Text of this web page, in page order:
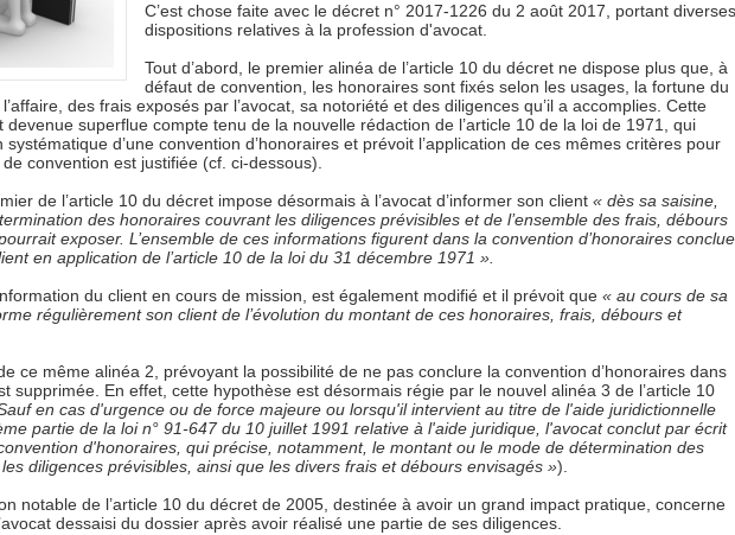
C’est chose faite avec le décret n° 2017-1226 du 2 août 2017, portant diverses
dispositions relatives à la profession d'avocat.
Tout d’abord, le premier alinéa de l’article 10 du décret ne dispose plus que, à
défaut de convention, les honoraires sont fixés selon les usages, la fortune du
des frais exposés par l’avocat, sa notoriété et des diligences qu’il a accomplies. Cette
devenue superflue compte tenu de la nouvelle rédaction de l’article 10 de la loi de 1971, qui
systématique d’une convention d’honoraires et prévoit l’application de ces mêmes critères pour
convention est justifiée (cf. ci-dessous).
de l’article 10 du décret impose désormais à l’avocat d’informer son client « dès sa saisine,
des honoraires couvrant les diligences prévisibles et de l’ensemble des frais, débours
exposer. L’ensemble de ces informations figurent dans la convention d’honoraires conclue
en application de l’article 10 de la loi du 31 décembre 1971 ».
du client en cours de mission, est également modifié et il prévoit que « au cours de sa
régulièrement son client de l’évolution du montant de ces honoraires, frais, débours et
ce même alinéa 2, prévoyant la possibilité de ne pas conclure la convention d’honoraires dans
supprimée. En effet, cette hypothèse est désormais régie par le nouvel alinéa 3 de l’article 10
en cas d'urgence ou de force majeure ou lorsqu'il intervient au titre de l'aide juridictionnelle
partie de la loi n° 91-647 du 10 juillet 1991 relative à l'aide juridique, l'avocat conclut par écrit
d'honoraires, qui précise, notamment, le montant ou le mode de détermination des
diligences prévisibles, ainsi que les divers frais et débours envisagés »).
notable de l’article 10 du décret de 2005, destinée à avoir un grand impact pratique, concerne
dessaisi du dossier après avoir réalisé une partie de ses diligences.